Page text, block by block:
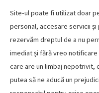
Site-ul poate fi utilizat doar
personal, accesare servicii
rezervăm dreptul de a nu
imediat și fără vreo
care are un limbaj nepotrivit,
putea să ne aducă un